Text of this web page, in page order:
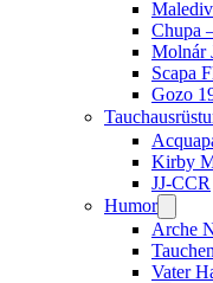
Chupa
Molnár
Scapa
Gozo
Kirby
JJ-CCR
Humor
Arche
Vater